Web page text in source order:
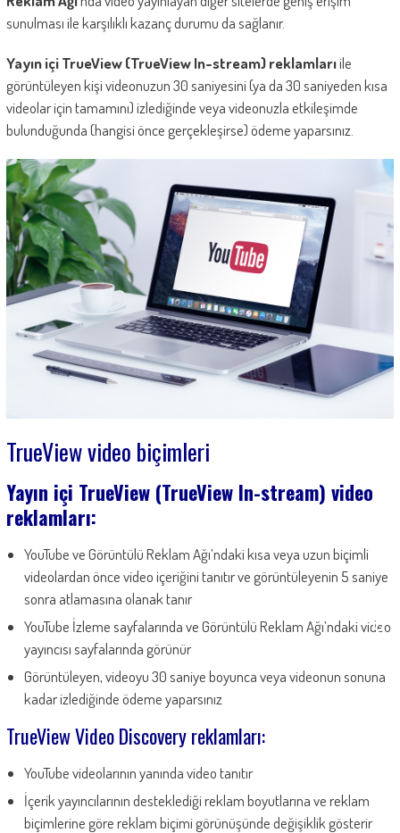
sunulması ile karşılıklı kazanç durumu da sağlanır.
Yayın içi TrueView (TrueView In-stream) reklamlarıile
görüntüleyen kişi videonuzun 30 saniyesini (ya da 30 saniyeden kısa
videolar için tamamını) izlediğinde veya videonuzla etkileşimde
bulunduğunda (hangisi önce gerçekleşirse) ödeme yaparsınız.
TrueView video biçimleri
Yayın içi TrueView (TrueView In-stream) video
reklamları:
YouTube ve Görüntülü Reklam Ağı’ndaki kısa veya uzun biçimli
videolardan önce video içeriğini tanıtır ve görüntüleyenin 5 saniye
sonra atlamasına olanak tanır
YouTube İzleme sayfalarında ve Görüntülü Reklam Ağı’ndaki video
yayıncısı sayfalarında görünür
Görüntüleyen, videoyu 30 saniye boyunca veya videonun sonuna
kadar izlediğinde ödeme yaparsınız
TrueView Video Discovery reklamları:
YouTube videolarının yanında video tanıtır
İçerik yayıncılarının desteklediği reklam boyutlarına ve reklam
biçimlerine göre reklam biçimi görünüşünde değişiklik gösterir